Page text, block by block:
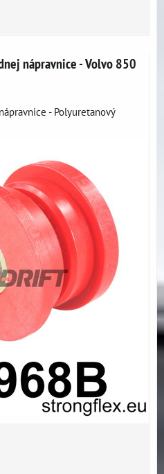
nápravnice - Volvo 850
- Polyuretanový